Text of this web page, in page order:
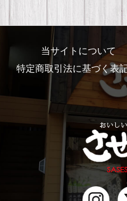
当サイトについて
特定商取引法に基づく表